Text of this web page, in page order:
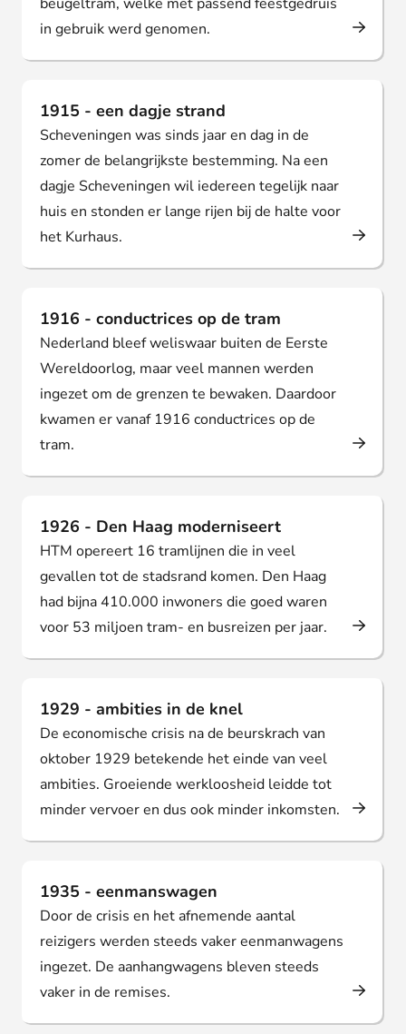
in gebruik werd genomen.
1915 - een dagje strand
Scheveningen was sinds jaar en dag in de
zomer de belangrijkste bestemming. Na een
dagje Scheveningen wil iedereen tegelijk naar
huis en stonden er lange rijen bij de halte voor
het Kurhaus.
1916 - conductrices op de tram
Nederland bleef weliswaar buiten de Eerste
Wereldoorlog, maar veel mannen werden
ingezet om de grenzen te bewaken. Daardoor
kwamen er vanaf 1916 conductrices op de
tram.
1926 - Den Haag moderniseert
HTM opereert 16 tramlijnen die in veel
gevallen tot de stadsrand komen. Den Haag
had bijna 410.000 inwoners die goed waren
voor 53 miljoen tram- en busreizen per jaar.
1929 - ambities in de knel
De economische crisis na de beurskrach van
oktober 1929 betekende het einde van veel
ambities. Groeiende werkloosheid leidde tot
minder vervoer en dus ook minder inkomsten.
1935 - eenmanswagen
Door de crisis en het afnemende aantal
reizigers werden steeds vaker eenmanwagens
ingezet. De aanhangwagens bleven steeds
vaker in de remises.